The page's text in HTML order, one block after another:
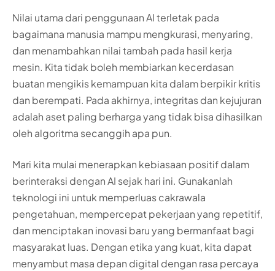
Nilai utama dari penggunaan AI terletak pada
bagaimana manusia mampu mengkurasi, menyaring,
dan menambahkan nilai tambah pada hasil kerja
mesin. Kita tidak boleh membiarkan kecerdasan
buatan mengikis kemampuan kita dalam berpikir kritis
dan berempati. Pada akhirnya, integritas dan kejujuran
adalah aset paling berharga yang tidak bisa dihasilkan
oleh algoritma secanggih apa pun.
Mari kita mulai menerapkan kebiasaan positif dalam
berinteraksi dengan AI sejak hari ini. Gunakanlah
teknologi ini untuk memperluas cakrawala
pengetahuan, mempercepat pekerjaan yang repetitif,
dan menciptakan inovasi baru yang bermanfaat bagi
masyarakat luas. Dengan etika yang kuat, kita dapat
menyambut masa depan digital dengan rasa percaya